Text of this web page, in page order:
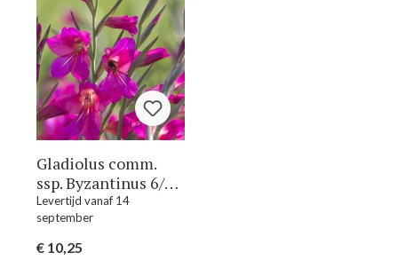
Gladiolus comm.
ssp. Byzantinus 6/+ ,
à 100
Levertijd vanaf 14
september
€ 10,25